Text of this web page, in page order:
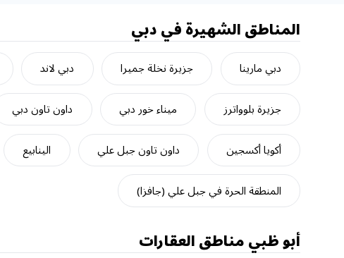
المناطق الشهيرة في دبي
دبي مارينا جزيرة نخلة جميرا دبي لاند
جزيرة بلوواترز
ميناء خور دبي داون تاون دبي
أكويا أكسجين
داون تاون جبل علي الينابيع
المنطقة الحرة في جبل علي (جافزا)
أبو ظبيمناطق العقارات